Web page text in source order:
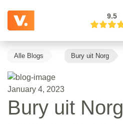
9.5
Alle Blogs Bury uit Norg
January 4, 2023
Bury uit Norg